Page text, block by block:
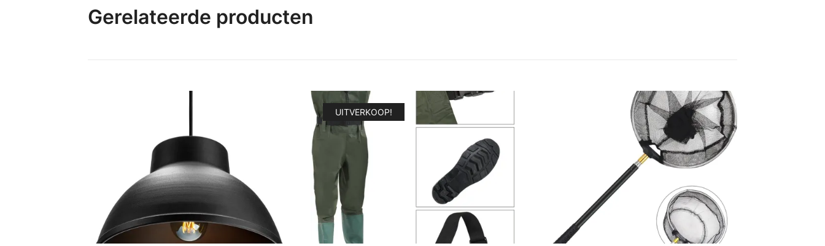
Gerelateerde producten
UITVERKOOP!